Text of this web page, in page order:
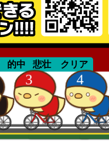
的中 悲壮